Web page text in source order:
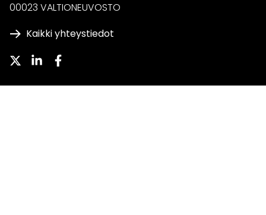
00023 VALTIONEUVOSTO
Kaikki yhteystiedot